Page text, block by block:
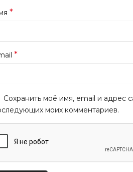
*
*
Сохранить моё имя, email и адрес
моих комментариев.